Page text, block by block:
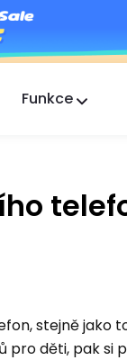
Finder
Funkce
stejně jako
pro děti, pak si